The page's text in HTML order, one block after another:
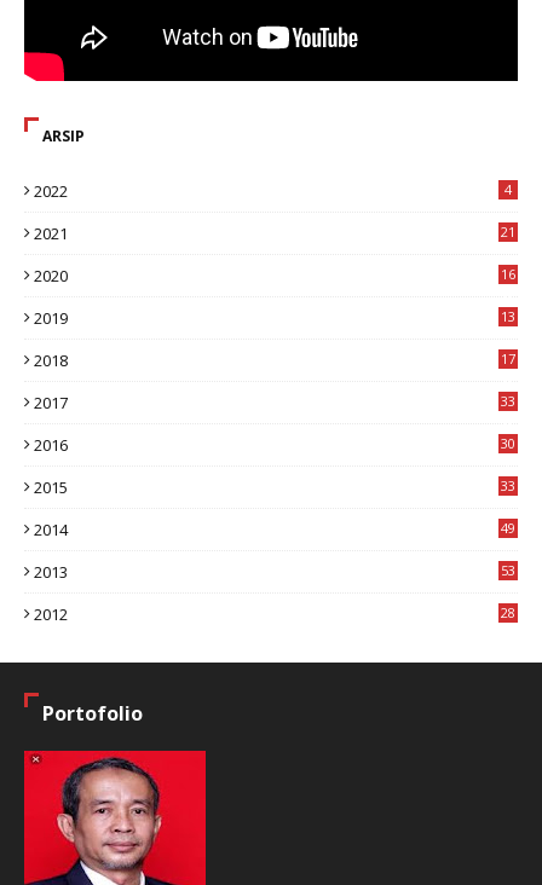
ARSIP
2022 4
2021 21
2020
16
2019
13
2018
17
2017
33
2016
30
2015
33
2014
49
2013
53
2012
28
Portofolio